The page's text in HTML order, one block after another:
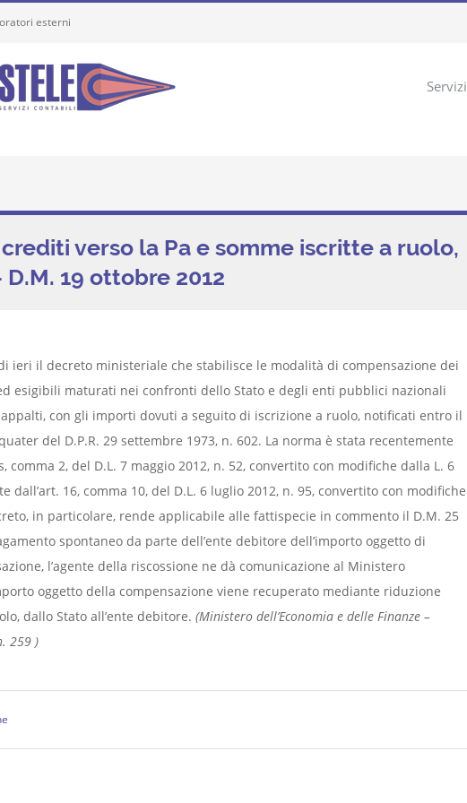
esterni
Servizi
verso la Pa e somme iscritte a ruolo,
19 ottobre 2012
ieri il decreto ministeriale che stabilisce le modalità di compensazione dei
esigibili maturati nei confronti dello Stato e degli enti pubblici nazionali
con gli importi dovuti a seguito di iscrizione a ruolo, notificati entro il
del D.P.R. 29 settembre 1973, n. 602. La norma è stata recentemente
comma 2, del D.L. 7 maggio 2012, n. 52, convertito con modifiche dalla L. 6
dall’art. 16, comma 10, del D.L. 6 luglio 2012, n. 95, convertito con modifiche
in particolare, rende applicabile alle fattispecie in commento il D.M. 25
spontaneo da parte dell’ente debitore dell’importo oggetto di
l’agente della riscossione ne dà comunicazione al Ministero
oggetto della compensazione viene recuperato mediante riduzione
dallo Stato all’ente debitore. (Ministero dell’Economia e delle Finanze –
259 )